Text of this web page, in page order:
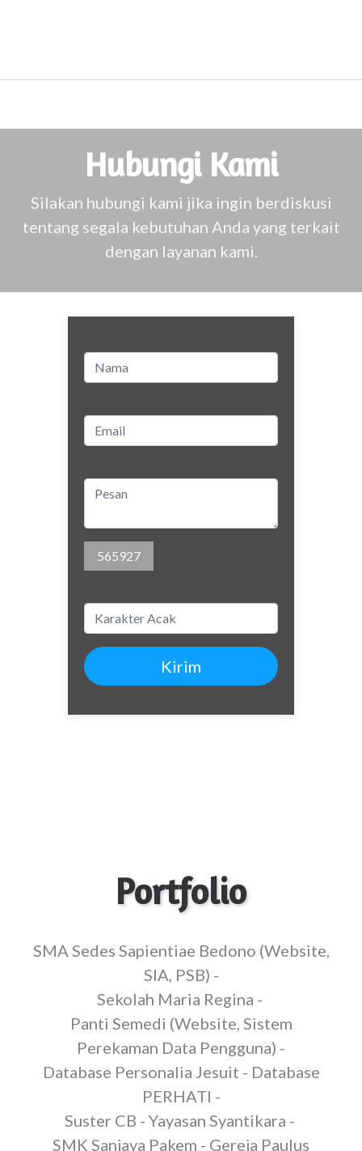
Hubungi Kami
Silakan hubungi kami jika ingin berdiskusi
tentang segala kebutuhan Anda yang terkait
dengan layanan kami.
565927
Kirim
Portfolio
SMA Sedes Sapientiae Bedono (Website,
SIA, PSB) -
Sekolah Maria Regina -
Panti Semedi (Website, Sistem
Perekaman Data Pengguna) -
Database Personalia Jesuit - Database
PERHATI -
Suster CB - Yayasan Syantikara -
SMK Sanjaya Pakem - Gereja Paulus